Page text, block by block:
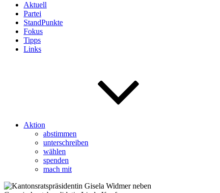
Aktuell
Partei
StandPunkte
Fokus
Tipps
Links
Aktion
abstimmen
unterschreiben
wählen
spenden
mach mit